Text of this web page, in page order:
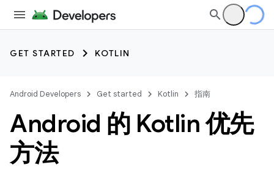
GET STARTED KOTLIN
Android Developers Get started Kotlin 指南
Android 的 Kotlin 优先
方法